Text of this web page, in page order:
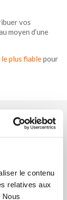
le contenu
relatives aux
vos
moyen d’une
plus fiablepour